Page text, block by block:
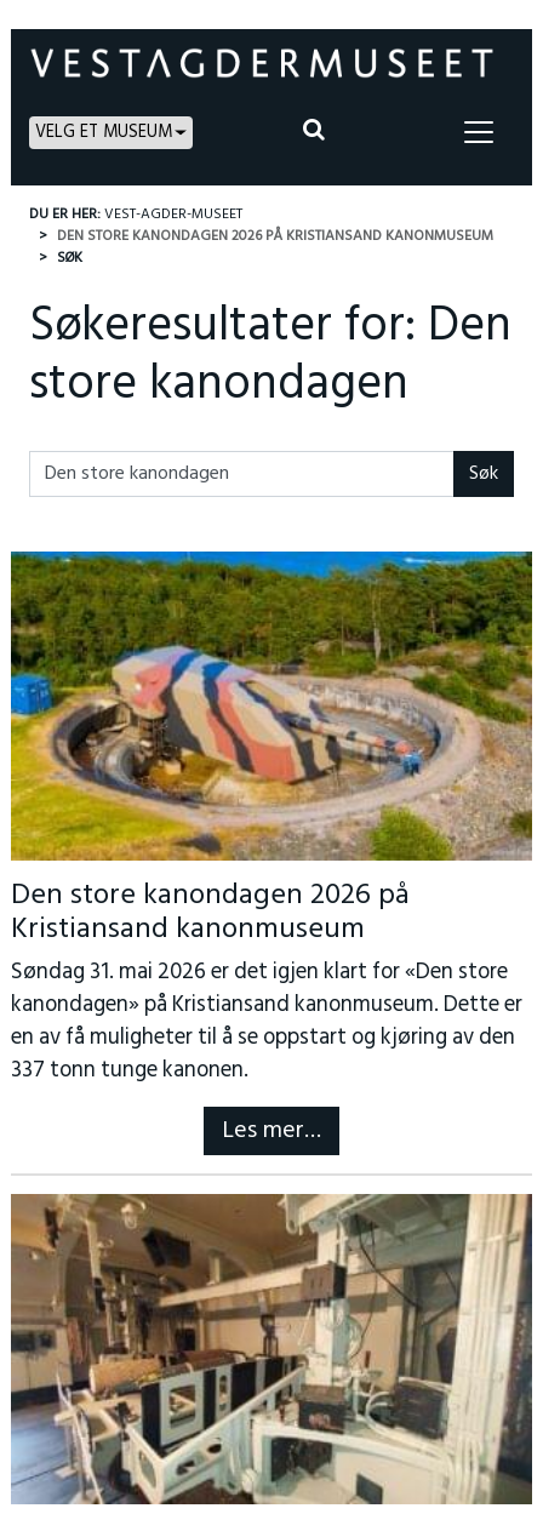
VELG ET MUSEUM
DU ER HER:VEST-AGDER-MUSEET
DEN STORE KANONDAGEN 2026 PÅ KRISTIANSAND KANONMUSEUM
SØK
Søkeresultater for: Den
store kanondagen
Søk
Den store kanondagen 2026 på
Kristiansand kanonmuseum
Søndag 31. mai 2026 er det igjen klart for «Den store
kanondagen» på Kristiansand kanonmuseum. Dette er
en av få muligheter til å se oppstart og kjøring av den
337 tonn tunge kanonen.
Les mer…